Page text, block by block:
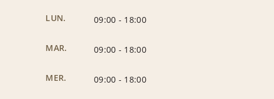
LUN. 09:00 - 18:00
MAR. 09:00 - 18:00
MER. 09:00 - 18:00